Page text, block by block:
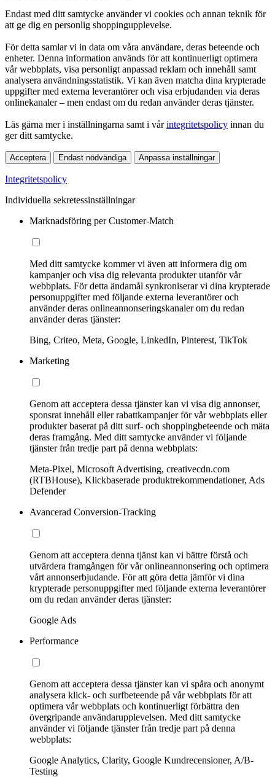
Endast med ditt samtycke använder vi cookies och annan teknik för
att ge dig en personlig shoppingupplevelse.
För detta samlar vi in data om våra användare, deras beteende och
enheter. Denna information används för att kontinuerligt optimera
vår webbplats, visa personligt anpassad reklam och innehåll samt
analysera användningsstatistik. Vi kan även matcha dina krypterade
uppgifter med externa leverantörer och visa erbjudanden via deras
onlinekanaler – men endast om du redan använder deras tjänster.
Läs gärna mer i inställningarna samt i vårintegritetspolicy innan du
ger ditt samtycke.
Acceptera Endast nödvändiga Anpassa inställningar
Integritetspolicy
Individuella sekretessinställningar
Marknadsföring per Customer-Match
Med ditt samtycke kommer vi även att informera dig om
kampanjer och visa dig relevanta produkter utanför vår
webbplats. För detta ändamål synkroniserar vi dina krypterade
personuppgifter med följande externa leverantörer och
använder deras onlineannonseringskanaler om du redan
använder deras tjänster:
Bing, Criteo, Meta, Google, LinkedIn, Pinterest, TikTok
Marketing
Genom att acceptera dessa tjänster kan vi visa dig annonser,
sponsrat innehåll eller rabattkampanjer för vår webbplats eller
produkter baserat på ditt surf- och shoppingbeteende och mäta
deras framgång. Med ditt samtycke använder vi följande
tjänster från tredje part på denna webbplats:
Meta-Pixel, Microsoft Advertising, creativecdn.com
(RTBHouse), Klickbaserade produktrekommendationer, Ads
Defender
Avancerad Conversion-Tracking
Genom att acceptera denna tjänst kan vi bättre förstå och
utvärdera framgången för vår onlineannonsering och optimera
vårt annonserbjudande. För att göra detta jämför vi dina
krypterade personuppgifter med följande externa leverantörer
om du redan använder deras tjänster:
Google Ads
Performance
Genom att acceptera dessa tjänster kan vi spåra och anonymt
analysera klick- och surfbeteende på vår webbplats för att
optimera vår webbplats och kontinuerligt förbättra den
övergripande användarupplevelsen. Med ditt samtycke
använder vi följande tjänster från tredje part på denna
webbplats:
Google Analytics, Clarity, Google Kundrecensioner, A/B-
Testing